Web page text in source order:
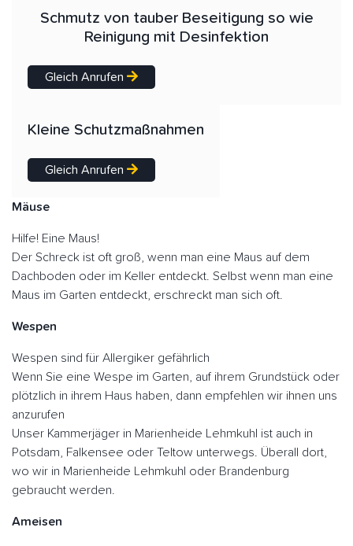
Schmutz von tauber Beseitigung so wie
Reinigung mit Desinfektion
Gleich Anrufen
Kleine Schutzmaßnahmen
Gleich Anrufen
Mäuse
Hilfe! Eine Maus!
Der Schreck ist oft groß, wenn man eine Maus auf dem
Dachboden oder im Keller entdeckt. Selbst wenn man eine
Maus im Garten entdeckt, erschreckt man sich oft.
Wespen
Wespen sind für Allergiker gefährlich
Wenn Sie eine Wespe im Garten, auf ihrem Grundstück oder
plötzlich in ihrem Haus haben, dann empfehlen wir ihnen uns
anzurufen
Unser Kammerjäger in Marienheide Lehmkuhl ist auch in
Potsdam, Falkensee oder Teltow unterwegs. Überall dort,
wo wir in Marienheide Lehmkuhl oder Brandenburg
gebraucht werden.
Ameisen